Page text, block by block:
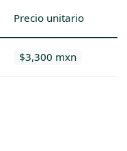
Precio unitario
$3,300 mxn